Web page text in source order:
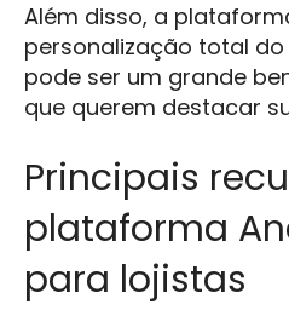
Além disso, a
personalização total
pode ser um grande
que querem destacar
Principais
plataforma
para lojistas